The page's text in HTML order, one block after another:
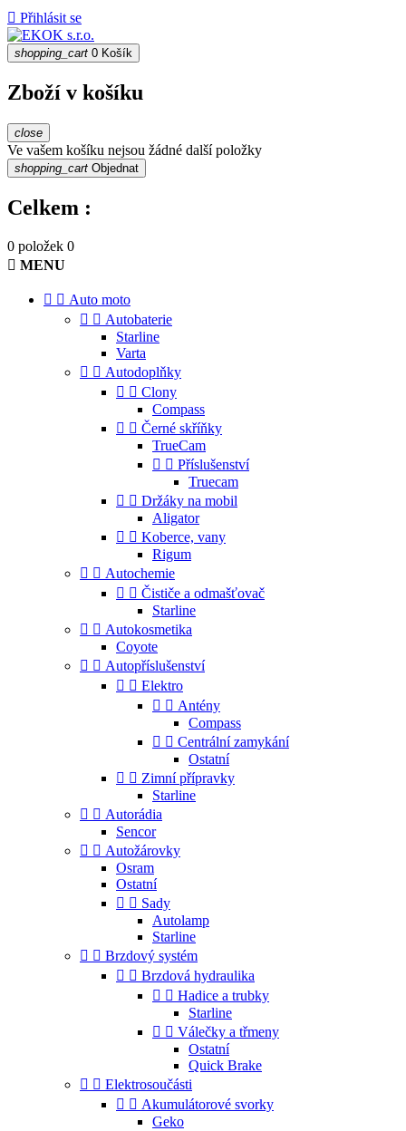
 Přihlásit se
shopping_cart 0 Košík
Zboží v košíku
close
Ve vašem košíku nejsou žádné další položky
shopping_cart Objednat
Celkem :
0 položek 0
 MENU
  Auto moto
  Autobaterie
Starline
Varta
  Autodoplňky
  Clony
Compass
  Černé skříňky
TrueCam
  Příslušenství
Truecam
  Držáky na mobil
Aligator
  Koberce, vany
Rigum
  Autochemie
  Čističe a odmašťovač
Starline
  Autokosmetika
Coyote
  Autopříslušenství
  Elektro
  Antény
Compass
  Centrální zamykání
Ostatní
  Zimní přípravky
Starline
  Autorádia
Sencor
  Autožárovky
Osram
Ostatní
  Sady
Autolamp
Starline
  Brzdový systém
  Brzdová hydraulika
  Hadice a trubky
Starline
  Válečky a třmeny
Ostatní
Quick Brake
  Elektrosoučásti
  Akumulátorové svorky
Geko